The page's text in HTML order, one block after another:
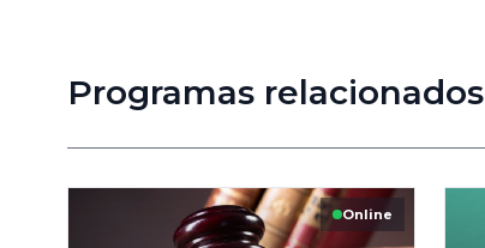
Programas relacionados
Online